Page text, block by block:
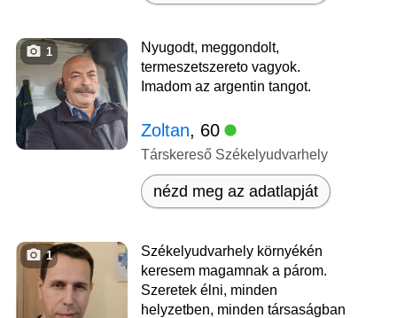
1
Nyugodt, meggondolt,
termeszetszereto vagyok.
Imadom az argentin tangot.
Zoltan, 60
Társkereső Székelyudvarhely
nézd meg az adatlapját
1
Székelyudvarhely környékén
keresem magamnak a párom.
Szeretek élni, minden
helyzetben, minden társaságban